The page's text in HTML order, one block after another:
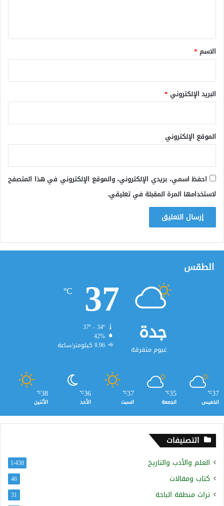
*
الاسم *
البريد الإلكتروني *
الموقع الإلكتروني
احفظ اسمي، بريدي الإلكتروني، والموقع الإلكتروني في هذا المتصفح
لاستخدامها المرة المقبلة في تعليقي.
الطقس
جدة
غيوم متفرقة
37
℃
37º - 34º
42%
8.96 كيلومتر/ساعة
37
℃
الخميس
35
℃
الجمعة
37
℃
السبت
36
℃
الأحد
38
℃
الأثنين
التصنيفات
العلم والأدب والتاريخ 1٬438
كتاب ومقالات 46
تراث منطقة الباحة 31